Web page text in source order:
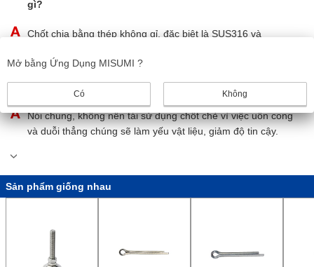
gì?
Chốt chia bằng thép không gỉ, đặc biệt là SUS316 và
Ghim chia MISUMI có thể tái sử dụng được không?
Nói chung, không nên tái sử dụng chốt chẻ vì việc uốn cong
và duỗi thẳng chúng sẽ làm yếu vật liệu, giảm độ tin cậy.
Sản phẩm giống nhau
Mở bằng Ứng Dụng MISUMI ?
Có Không